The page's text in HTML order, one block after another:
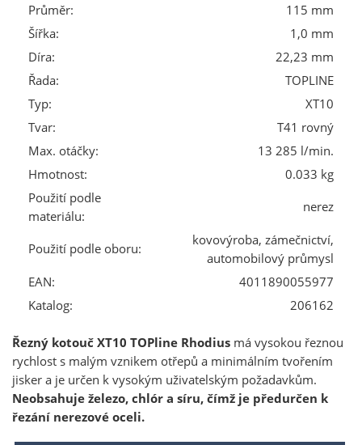
Průměr:
115 mm
Šířka:
1,0 mm
Díra:
22,23 mm
Řada:
TOPLINE
Typ:
XT10
Tvar:
T41 rovný
Max. otáčky:
13 285 l/min.
Hmotnost:
0.033 kg
Použití podle
materiálu:
nerez
Použití podle oboru:
kovovýroba, zámečnictví,
automobilový průmysl
EAN:
4011890055977
Katalog:
206162
Řezný kotouč XT10 TOPline Rhodius má vysokou řeznou
rychlost s malým vznikem otřepů a minimálním tvořením
jisker a je určen k vysokým uživatelským požadavkům.
Neobsahuje železo, chlór a síru, čímž je předurčen k
řezání nerezové oceli.